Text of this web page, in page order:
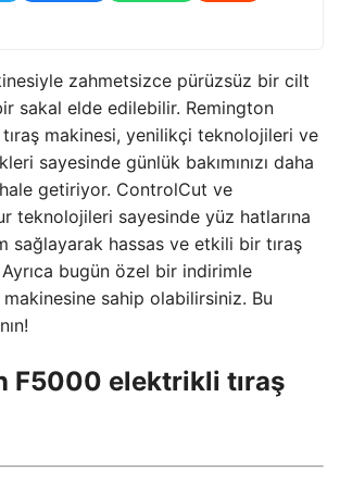
zahmetsizce pürüzsüz bir cilt
sakal elde edilebilir. Remington
makinesi, yenilikçi teknolojileri ve
sayesinde günlük bakımınızı daha
getiriyor. ControlCut ve
teknolojileri sayesinde yüz hatlarına
sağlayarak hassas ve etkili bir tıraş
bugün özel bir indirimle
makinesine sahip olabilirsiniz. Bu
F5000 elektrikli tıraş